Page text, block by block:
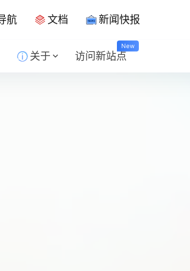
航 文档 新闻快报
关于
New
访问新站点